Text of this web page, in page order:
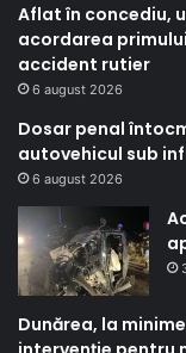
Aflat în concediu,
acordarea
accident rutier
6 august 2026
Dosar penal
autovehicul sub
6 august 2026
Dunărea, la